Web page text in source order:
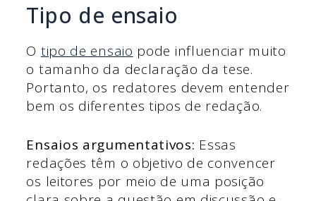
Tipo de ensaio
O tipo de ensaio pode influenciar muito
o tamanho da declaração da tese.
Portanto, os redatores devem entender
bem os diferentes tipos de redação.
Ensaios argumentativos: Essas
redações têm o objetivo de convencer
os leitores por meio de uma posição